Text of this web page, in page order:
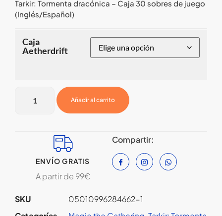
Tarkir: Tormenta dracónica – Caja 30 sobres de juego
(Inglés/Español)
Caja
Aetherdrift
Añadir al carrito
ENVÍO GRATIS
A partir de 99€
Compartir:
SKU
05010996284662-1